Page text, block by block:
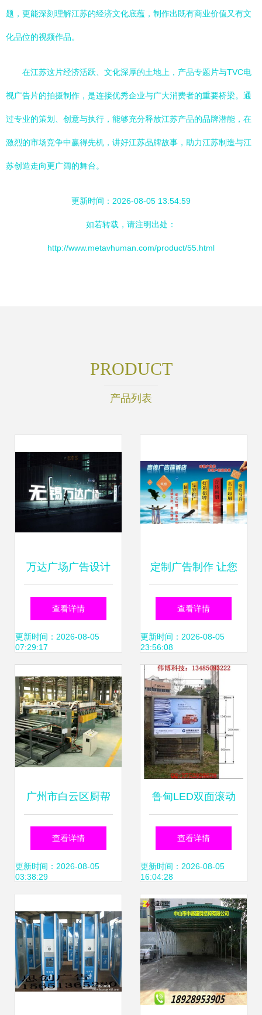
题，更能深刻理解江苏的经济文化底蕴，制作出既有商业价值又有文
化品位的视频作品。
在江苏这片经济活跃、文化深厚的土地上，产品专题片与TVC电
视广告片的拍摄制作，是连接优秀企业与广大消费者的重要桥梁。通
过专业的策划、创意与执行，能够充分释放江苏产品的品牌潜能，在
激烈的市场竞争中赢得先机，讲好江苏品牌故事，助力江苏制造与江
苏创造走向更广阔的舞台。
更新时间：2026-08-05 13:54:59
如若转载，请注明出处：
http://www.metavhuman.com/product/55.html
PRODUCT
产品列表
万达广场广告设计
软件销售策略 精准
触达与数字化转型
查看详情
更新时间：2026-08-05
07:29:17
定制广告制作 让您
的门口广告效果翻
倍的火力全开指南
查看详情
更新时间：2026-08-05
23:56:08
广州市白云区厨帮
手纸塑制品厂——
专注品质包装，助
查看详情
更新时间：2026-08-05
03:38:29
鲁甸LED双面滚动
灭蚊蝇灯箱 宿豫伟
广告制品厂提供专
业生产与软件销售
方案
查看详情
更新时间：2026-08-05
16:04:28